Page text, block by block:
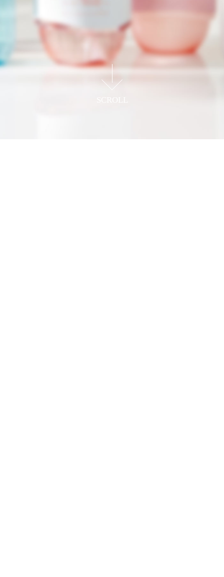
自社工場で品質を追求し生産した
化粧品や日用品を届ける